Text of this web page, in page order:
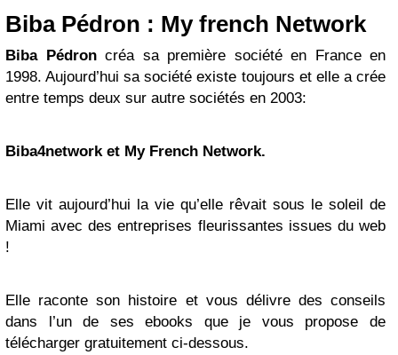
Biba Pédron : My french Network
Biba Pédroncréa sa première société en France en
1998. Aujourd’hui sa société existe toujours et elle a crée
entre temps deux sur autre sociétés en 2003:
Biba4network et My French Network.
Elle vit aujourd’hui la vie qu’elle rêvait sous le soleil de
Miami avec des entreprises fleurissantes issues du web
!
Elle raconte son histoire et vous délivre des conseils
dans l’un de ses ebooks que je vous propose de
télécharger gratuitement ci-dessous.